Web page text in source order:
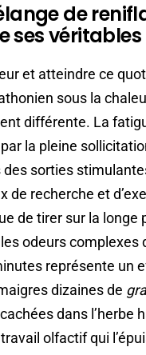
de
ses véritables
et atteindre ce
sous la
différente. La
la pleine
sorties
de recherche et
de tirer sur la longe
odeurs complexes
représente un
dizaines de
dans l’herbe
olfactif qui